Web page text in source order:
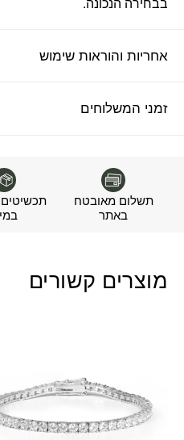
אחריות והוראות שימוש
זמני המשלוחים
תשלום מאובטח
באתר
מוצרים קשורים